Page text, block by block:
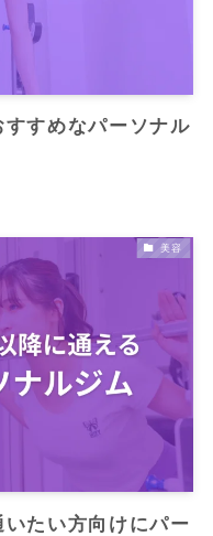
すめなパーソナル
美容
たい方向けにパー